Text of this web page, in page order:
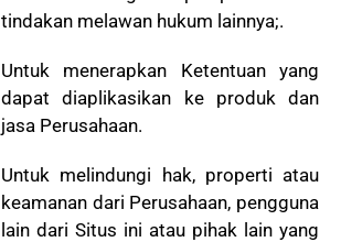
tindakan melawan hukum lainnya;.
Untuk menerapkan Ketentuan yang
dapat diaplikasikan ke produk dan
jasa Perusahaan.
Untuk melindungi hak, properti atau
keamanan dari Perusahaan, pengguna
lain dari Situs ini atau pihak lain yang